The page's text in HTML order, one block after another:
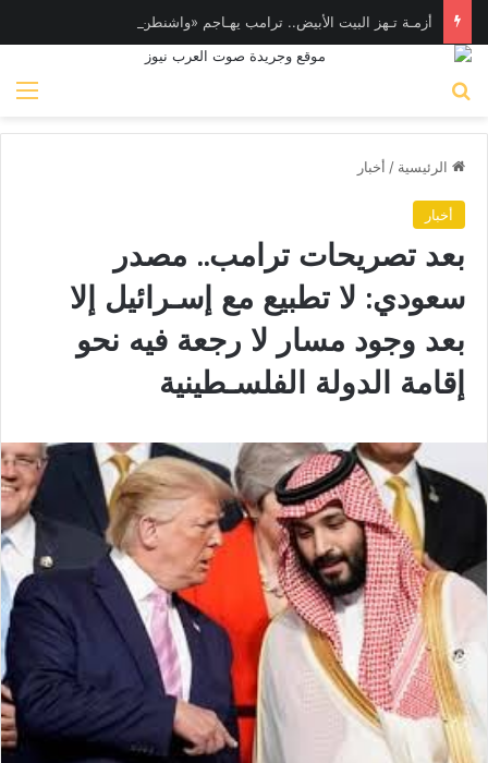
الرئيسية / أخبار
أخبار
بعد تصريحات ترامب.. مصدر
سعودي: لا تطبيع مع إسـرائيل إلا
بعد وجود مسار لا رجعة فيه نحو
إقامة الدولة الفلسـطينية